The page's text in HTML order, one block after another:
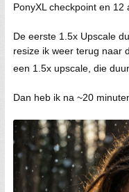
PonyXL checkpoint en 12
De eerste 1.5x Upscale
resize ik weer terug naar
een 1.5x upscale, die
Dan heb ik na ~20